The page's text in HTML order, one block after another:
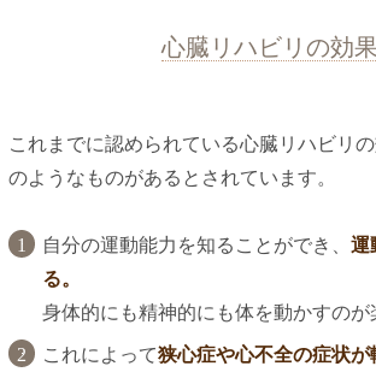
心臓リハビリの効果
これまでに認められている心臓リハビリ
のようなものがあるとされています。
自分の運動能力を知ることができ、 運
る。
身体的にも精神的にも体を動かすのが
これによって狭心症や心不全の症状が